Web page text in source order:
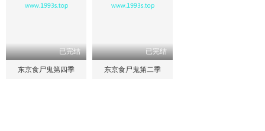
已完结
东京食尸鬼第四季
已完结
东京食尸鬼第二季